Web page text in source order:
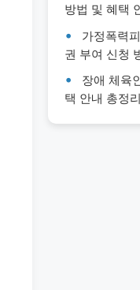
방법 및 혜택
가정폭력
권 부여 신청
장애 체육
택 안내 총정리